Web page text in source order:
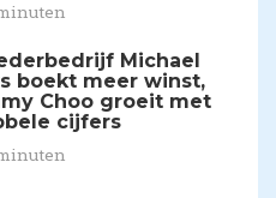
Michael
boekt meer winst,
Choo groeit met
cijfers